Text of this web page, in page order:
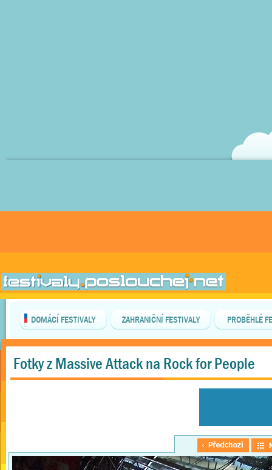
DOMÁCÍ FESTIVALY ZAHRANIČNÍ FESTIVALY PROBĚHLÉ
Fotky z Massive Attack na Rock for People